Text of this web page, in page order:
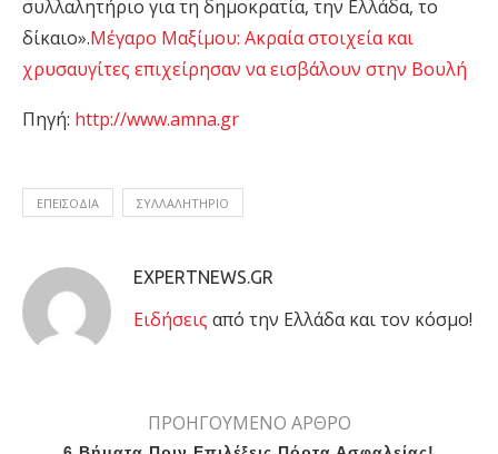
συλλαλητήριο για τη δημοκρατία, την Ελλάδα, το
δίκαιο».Μέγαρο Μαξίμου: Ακραία στοιχεία και
χρυσαυγίτες επιχείρησαν να εισβάλουν στην Βουλή
Πηγή: http://www.amna.gr
ΕΠΕΙΣΌΔΙΑ ΣΥΛΛΑΛΗΤΉΡΙΟ
EXPERTNEWS.GR
Eιδήσεις από την Ελλάδα και τον κόσμο!
ΠΡΟΗΓΟΥΜΕΝΟ ΑΡΘΡΟ